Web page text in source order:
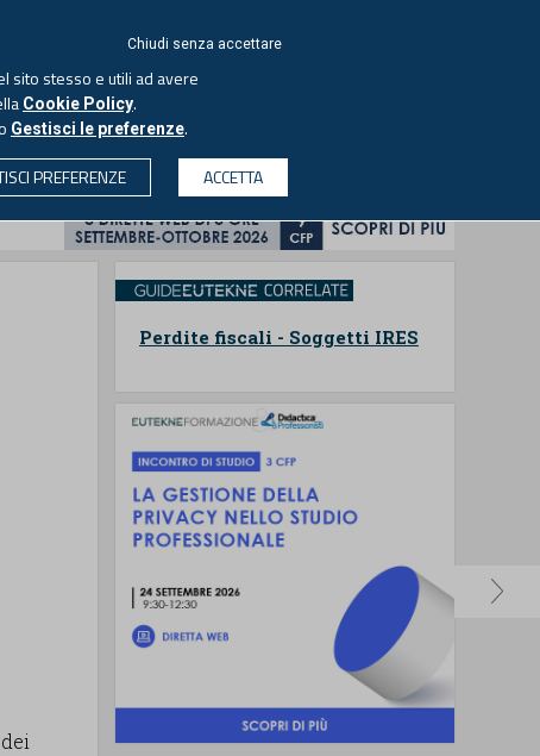
& SOCIETÀ PROFESSIONI
Perdite fiscali - Soggetti IRES
Chiudi senza accettare
sito stesso e utili ad avere
Cookie Policy.
Gestisci le preferenze.
PREFERENZE
ACCETTA